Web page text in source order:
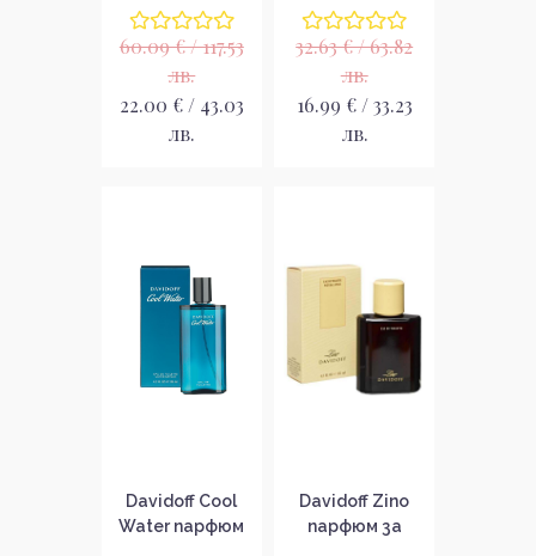
60.09 € / 117.53
лв.
22.00 € / 43.03
лв.
32.63 € / 63.82
лв.
16.99 € / 33.23
лв.
Davidoff Cool
Water парфюм
Davidoff Zino
парфюм за